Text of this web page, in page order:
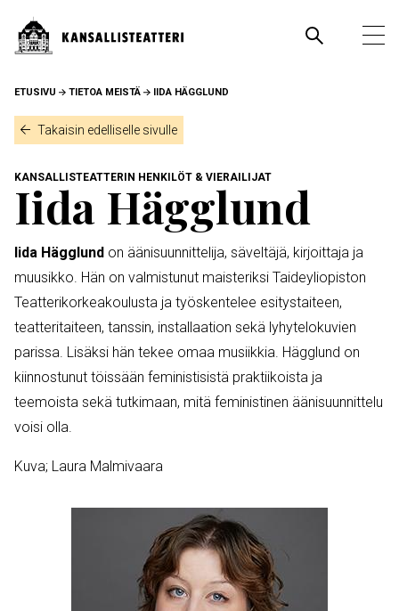
pääsisältöön
MURUPOLKU
ETUSIVU TIETOA MEISTÄ IIDA HÄGGLUND
Takaisin edelliselle sivulle
KANSALLISTEATTERIN HENKILÖT & VIERAILIJAT
Iida Hägglund
Iida Hägglund on äänisuunnittelija, säveltäjä, kirjoittaja ja
muusikko. Hän on valmistunut maisteriksi Taideyliopiston
Teatterikorkeakoulusta ja työskentelee esitystaiteen,
teatteritaiteen, tanssin, installaation sekä lyhytelokuvien
parissa. Lisäksi hän tekee omaa musiikkia. Hägglund on
kiinnostunut töissään feministisistä praktiikoista ja
teemoista sekä tutkimaan, mitä feministinen äänisuunnittelu
voisi olla.
Kuva; Laura Malmivaara